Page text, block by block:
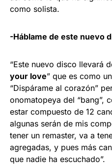
como solista.
-Háblame de este nuevo
“Este nuevo disco llevará
your love” que es como
“Dispárame al corazón”
onomatopeya del “bang”,
estar compuesto de 12
algunas serán de mis
tener un remaster, va a
agregadas, y pues más
que nadie ha escuchado”.